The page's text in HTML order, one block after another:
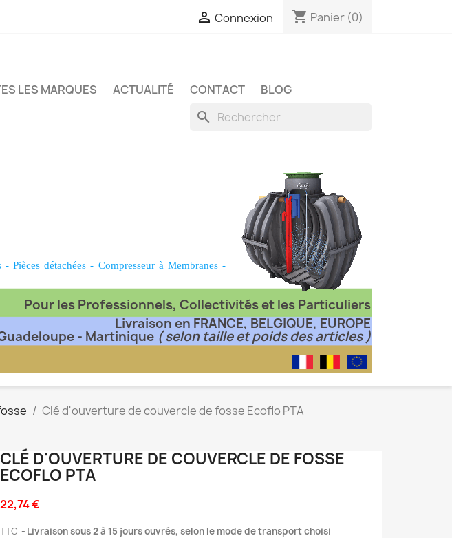
 Connexion shopping_cart Panier (0)
LES MARQUES ACTUALITÉ CONTACT BLOG
search
-Pièces détachées - Compresseur à Membranes-
Pour les Professionnels, Collectivités et les Particuliers
Livraison en FRANCE, BELGIQUE, EUROPE
- Martinique ( selon taille et poids des articles )
Clé d'ouverture de couvercle de fosse Ecoflo PTA
CLÉ D'OUVERTURE DE COUVERCLE DE FOSSE
ECOFLO PTA
22,74 €
TTC Livraison sous 2 à 15 jours ouvrés, selon le mode de transport choisi